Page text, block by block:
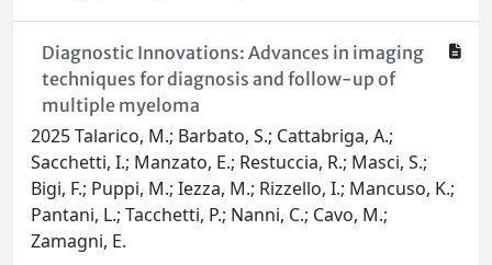
Diagnostic Innovations: Advances in imaging
techniques for diagnosis and follow-up of
multiple myeloma
2025 Talarico, M.; Barbato, S.; Cattabriga, A.;
Sacchetti, I.; Manzato, E.; Restuccia, R.; Masci, S.;
Bigi, F.; Puppi, M.; Iezza, M.; Rizzello, I.; Mancuso, K.;
Pantani, L.; Tacchetti, P.; Nanni, C.; Cavo, M.;
Zamagni, E.